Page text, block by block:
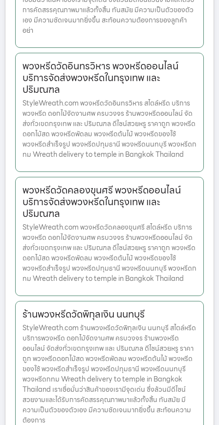
การคัดสรรคุณภาพมาแล้วทั้งสิ้น ทันสมัย มีความเป็นตัวของตัว
เอง มีความชัดเจนมากยิ่งขึ้น สะท้อนความต้องการของลูกค้า
อย่า
พวงหรีดวัดอินทรวิหาร พวงหรีดออนไลน์
บริการจัดส่งพวงหรีดในกรุงเทพ และ
ปริมณฑล
StyleWreath.com พวงหรีดวัดอินทรวิหาร สไตล์หรีด บริการ
พวงหรีด ดอกไม้จัดงานศพ ครบวงจร ร้านพวงหรีดออนไลน์ จัด
ส่งทั่วเขตกรุงเทพ และ ปริมณฑล ดีไซน์สวยหรู ราคาถูก พวงหรีด
ดอกไม้สด พวงหรีดพัดลม พวงหรีดต้นไม้ พวงหรีดของใช้
พวงหรีดสำเร็จรูป พวงหรีดปทุมธานี พวงหรีดนนทบุรี พวงหรีดก
ทม Wreath delivery to temple in Bangkok Thailand
พวงหรีดวัดคลองขุนศรี พวงหรีดออนไลน์
บริการจัดส่งพวงหรีดในกรุงเทพ และ
ปริมณฑล
StyleWreath.com พวงหรีดวัดคลองขุนศรี สไตล์หรีด บริการ
พวงหรีด ดอกไม้จัดงานศพ ครบวงจร ร้านพวงหรีดออนไลน์ จัด
ส่งทั่วเขตกรุงเทพ และ ปริมณฑล ดีไซน์สวยหรู ราคาถูก พวงหรีด
ดอกไม้สด พวงหรีดพัดลม พวงหรีดต้นไม้ พวงหรีดของใช้
พวงหรีดสำเร็จรูป พวงหรีดปทุมธานี พวงหรีดนนทบุรี พวงหรีดก
ทม Wreath delivery to temple in Bangkok Thailand
ร้านพวงหรีดวัดพิกุลเงิน นนทบุรี
StyleWreath.com ร้านพวงหรีดวัดพิกุลเงิน นนทบุรี สไตล์หรีด
บริการพวงหรีด ดอกไม้จัดงานศพ ครบวงจร ร้านพวงหรีด
ออนไลน์ จัดส่งทั่วเขตกรุงเทพ และ ปริมณฑล ดีไซน์สวยหรู ราคา
ถูก พวงหรีดดอกไม้สด พวงหรีดพัดลม พวงหรีดต้นไม้ พวงหรีด
ของใช้ พวงหรีดสำเร็จรูป พวงหรีดปทุมธานี พวงหรีดนนทบุรี
พวงหรีดกทม Wreath delivery to temple in Bangkok
Thailand เราเชื่อมั่นว่าสินค้าของเรามีจุดเด่น ซึ่งล้วนมีดีไซน์
สวยงามและได้รับการคัดสรรคุณภาพมาแล้วทั้งสิ้น ทันสมัย มี
ความเป็นตัวของตัวเอง มีความชัดเจนมากยิ่งขึ้น สะท้อนความ
ต้องการ